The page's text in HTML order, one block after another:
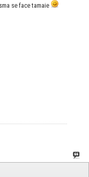
se face tamaie